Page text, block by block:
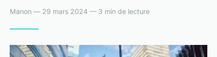
Manon — 29 mars 2024 — 3 min de lecture